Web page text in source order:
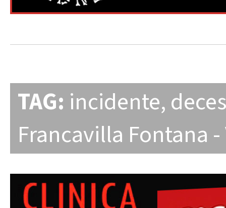
TAG: incidente,
Francavilla Fontana